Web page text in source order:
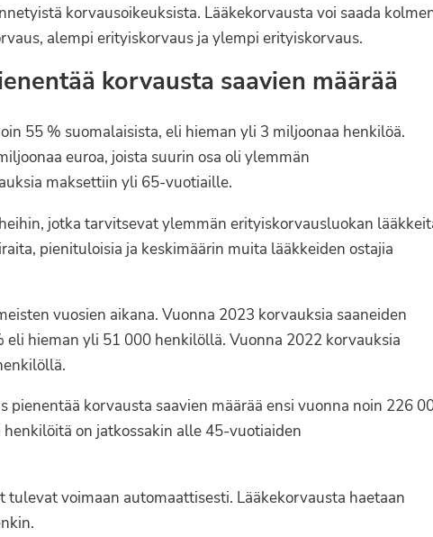
korvausoikeuksista. Lääkekorvausta voi saada
alempi erityiskorvaus ja ylempi erityiskorvaus.
korvausta saavien määrää
55 % suomalaisista, eli hieman yli 3 miljoonaa henkilöä.
euroa, joista suurin osa oli ylemmän
maksettiin yli 65-vuotiaille.
jotka tarvitsevat ylemmän erityiskorvausluokan
pienituloisia ja keskimäärin muita lääkkeiden ostajia
vuosien aikana. Vuonna 2023 korvauksia saaneiden
hieman yli 51 000 henkilöllä. Vuonna 2022 korvauksia
korvausta saavien määrää ensi vuonna noin 226
on jatkossakin alle 45-vuotiaiden
voimaan automaattisesti. Lääkekorvausta haetaan